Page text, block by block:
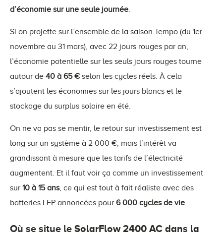
d’économie sur une seule journée.
Si on projette sur l’ensemble de la saison Tempo (du 1er
novembre au 31 mars), avec 22 jours rouges par an,
l’économie potentielle sur les seuls jours rouges tourne
autour de 40 à 65 €selon les cycles réels. À cela
s’ajoutent les économies sur les jours blancs et le
stockage du surplus solaire en été.
On ne va pas se mentir, le retour sur investissement est
long sur un système à 2 000 €, mais l’intérêt va
grandissant à mesure que les tarifs de l’électricité
augmentent. Et il faut voir ça comme un investissement
sur 10 à 15 ans, ce qui est tout à fait réaliste avec des
batteries LFP annoncées pour 6 000 cycles de vie.
Où se situe le SolarFlow 2400 AC dans la